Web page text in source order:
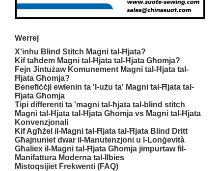
Werrej
X'inhu Blind Stitch Magni tal-Ħjata?
Kif taħdem Magni tal-Ħjata tal-Ħjata Għomja?
Fejn Jintużaw Komunement Magni tal-Ħjata tal-
Ħjata Għomja?
Benefiċċji ewlenin ta 'l-użu ta' Magni tal-Ħjata tal-
Ħjata Għomja
Tipi differenti ta 'magni tal-ħjata tal-blind stitch
Magni tal-Ħjata tal-Ħjata Għomja vs Magni tal-Ħjata
Konvenzjonali
Kif Agħżel il-Magni tal-Ħjata tal-Ħjata Blind Dritt
Għajnuniet dwar il-Manutenzjoni u l-Lonġevità
Għaliex il-Magni tal-Ħjata Għomja jimpurtaw fil-
Manifattura Moderna tal-Ilbies
Mistoqsijiet Frekwenti (FAQ)